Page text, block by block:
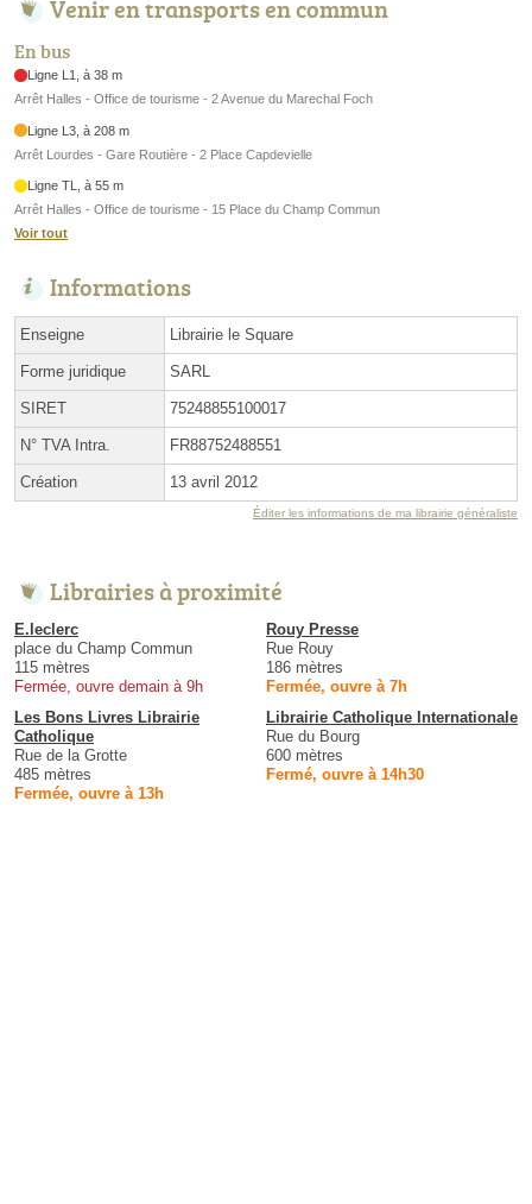
Venir en transports en commun
En bus
Ligne L1, à 38 m
Arrêt Halles - Office de tourisme - 2 Avenue du Marechal Foch
Ligne L3, à 208 m
Arrêt Lourdes - Gare Routière - 2 Place Capdevielle
Ligne TL, à 55 m
Arrêt Halles - Office de tourisme - 15 Place du Champ Commun
Voir tout
Informations
Enseigne Librairie le Square
Forme juridique SARL
SIRET 75248855100017
N° TVA Intra. FR88752488551
Création 13 avril 2012
Éditer les informations de ma librairie généraliste
Librairies à proximité
E.leclerc
place du Champ Commun
115 mètres
Fermée, ouvre demain à 9h
Rouy Presse
Rue Rouy
186 mètres
Fermée, ouvre à 7h
Les Bons Livres Librairie
Catholique
Rue de la Grotte
485 mètres
Fermée, ouvre à 13h
Librairie Catholique Internationale
Rue du Bourg
600 mètres
Fermé, ouvre à 14h30